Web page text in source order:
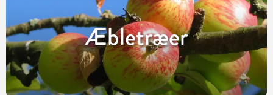
Æbletræer